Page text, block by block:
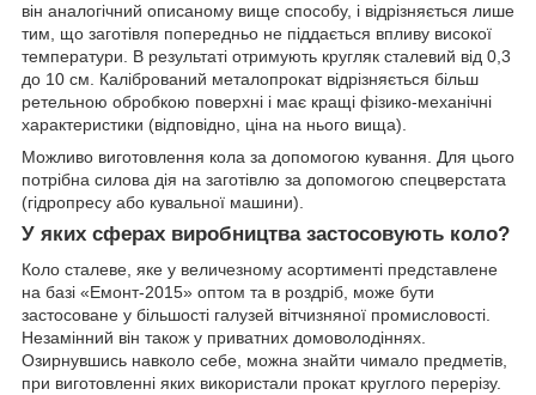
він аналогічний описаному вище способу, і відрізняється лише
тим, що заготівля попередньо не піддається впливу високої
температури. В результаті отримують кругляк сталевий від 0,3
до 10 см. Калібрований металопрокат відрізняється більш
ретельною обробкою поверхні і має кращі фізико-механічні
характеристики (відповідно, ціна на нього вища).
Можливо виготовлення кола за допомогою кування. Для цього
потрібна силова дія на заготівлю за допомогою спецверстата
(гідропресу або кувальної машини).
У яких сферах виробництва застосовують коло?
Коло сталеве, яке у величезному асортименті представлене
на базі «Емонт-2015» оптом та в роздріб, може бути
застосоване у більшості галузей вітчизняної промисловості.
Незамінний він також у приватних домоволодіннях.
Озирнувшись навколо себе, можна знайти чимало предметів,
при виготовленні яких використали прокат круглого перерізу.